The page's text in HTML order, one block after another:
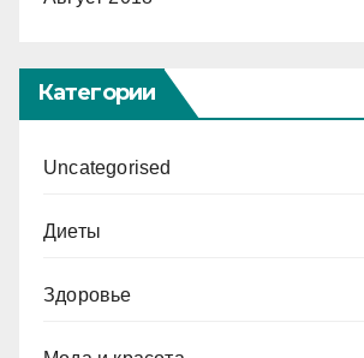
Категории
Uncategorised
Диеты
Здоровье